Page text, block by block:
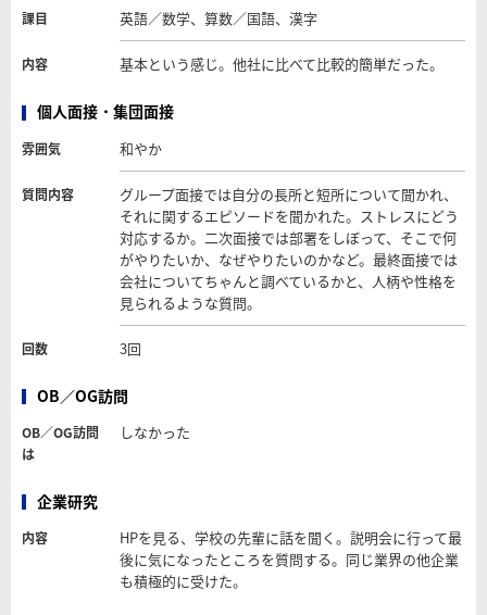
課目 英語／数学、算数／国語、漢字
内容 基本という感じ。他社に比べて比較的簡単だった。
個人面接・集団面接
雰囲気 和やか
質問内容
グループ面接では自分の長所と短所について聞かれ、
それに関するエピソードを聞かれた。ストレスにどう
対応するか。二次面接では部署をしぼって、そこで何
がやりたいか、なぜやりたいのかなど。最終面接では
会社についてちゃんと調べているかと、人柄や性格を
見られるような質問。
回数 3回
OB／OG訪問
OB／OG訪問
は
しなかった
企業研究
内容
HPを見る、学校の先輩に話を聞く。説明会に行って最
後に気になったところを質問する。同じ業界の他企業
も積極的に受けた。